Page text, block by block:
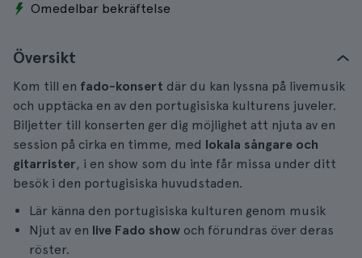
Omedelbar bekräftelse
Översikt
Kom till en fado-konsert där du kan lyssna på livemusik
och upptäcka en av den portugisiska kulturens juveler.
Biljetter till konserten ger dig möjlighet att njuta av en
session på cirka en timme, med lokala sångare och
gitarrister, i en show som du inte får missa under ditt
besök i den portugisiska huvudstaden.
Lär känna den portugisiska kulturen genom musik
Njut av en live Fado show och förundras över deras
röster.